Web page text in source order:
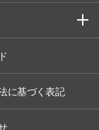
に基づく表記